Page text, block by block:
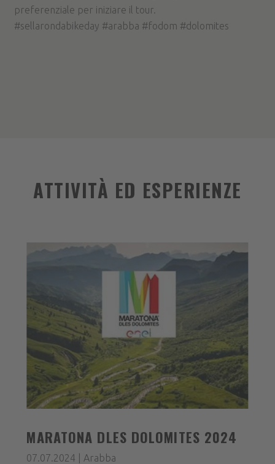
preferenziale per iniziare il tour.
#sellarondabikeday #arabba #fodom #dolomites
ATTIVITÀ ED ESPERIENZE
MARATONA DLES DOLOMITES 2024
07.07.2024 | Arabba